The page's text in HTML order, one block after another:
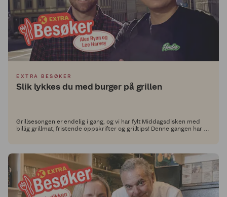
EXTRA BESØKER
Slik lykkes du med burger på grillen
Grillsesongen er endelig i gang, og vi har fylt Middagsdisken med
billig grillmat, fristende oppskrifter og grilltips! Denne gangen har vi
smakskombinasjoner med det lille ekstra, som løfter grillmåltidet.